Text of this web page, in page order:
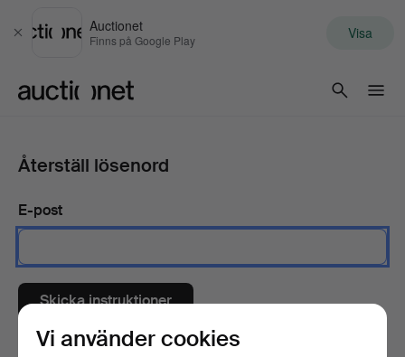
Stäng
Auctionet
Finns på Google Play Visa
Återställ lösenord
E-post
Skicka instruktioner
Vi använder cookies